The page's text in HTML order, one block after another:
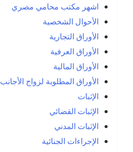
اشهر مكتب محامي مصري
الأحوال الشخصية
الأوراق التجارية
الأوراق العرفية
الأوراق المالية
الأوراق المطلوبة لزواج الأجانب
الإثبات
الإثبات القضائي
الإثبات المدني
الإجراءات الجنائية